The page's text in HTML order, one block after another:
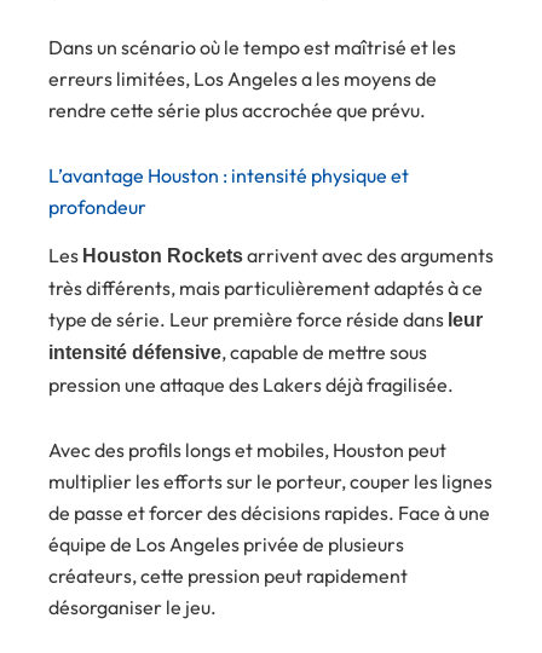
Dans un scénario où le tempo est maîtrisé et les
erreurs limitées, Los Angeles a les moyens de
rendre cette série plus accrochée que prévu.
L’avantage Houston : intensité physique et
profondeur
Les Houston Rocketsarrivent avec des arguments
très différents, mais particulièrement adaptés à ce
type de série. Leur première force réside dans leur
intensité défensive, capable de mettre sous
pression une attaque des Lakers déjà fragilisée.
Avec des profils longs et mobiles, Houston peut
multiplier les efforts sur le porteur, couper les lignes
de passe et forcer des décisions rapides. Face à une
équipe de Los Angeles privée de plusieurs
créateurs, cette pression peut rapidement
désorganiser le jeu.